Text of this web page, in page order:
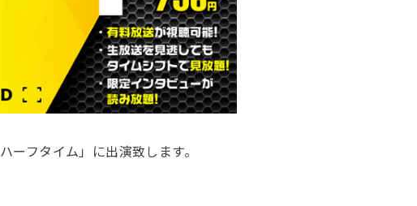
フタイム」に出演致します。